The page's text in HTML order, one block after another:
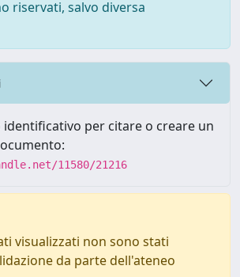
riservati, salvo diversa
identificativo per citare o creare un
11580/21216
visualizzati non sono stati
da parte dell'ateneo